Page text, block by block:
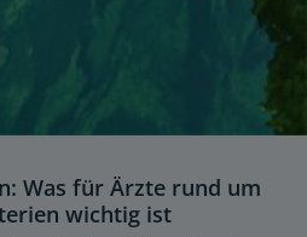
Was für Ärzte rund um
wichtig ist